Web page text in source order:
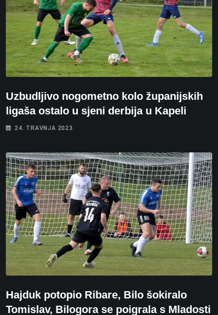
Uzbudljivo nogometno kolo županijskih
ligaša ostalo u sjeni derbija u Kapeli
24. TRAVNJA 2023.
Hajduk potopio Ribare, Bilo šokiralo
Tomislav, Bilogora se poigrala s Mladosti